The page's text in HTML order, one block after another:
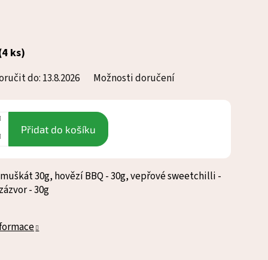
ks)
do: 13.8.2026 Možnosti doručení
Přidat do košíku
30g, hovězí BBQ - 30g, vepřové sweetchilli -
- 30g